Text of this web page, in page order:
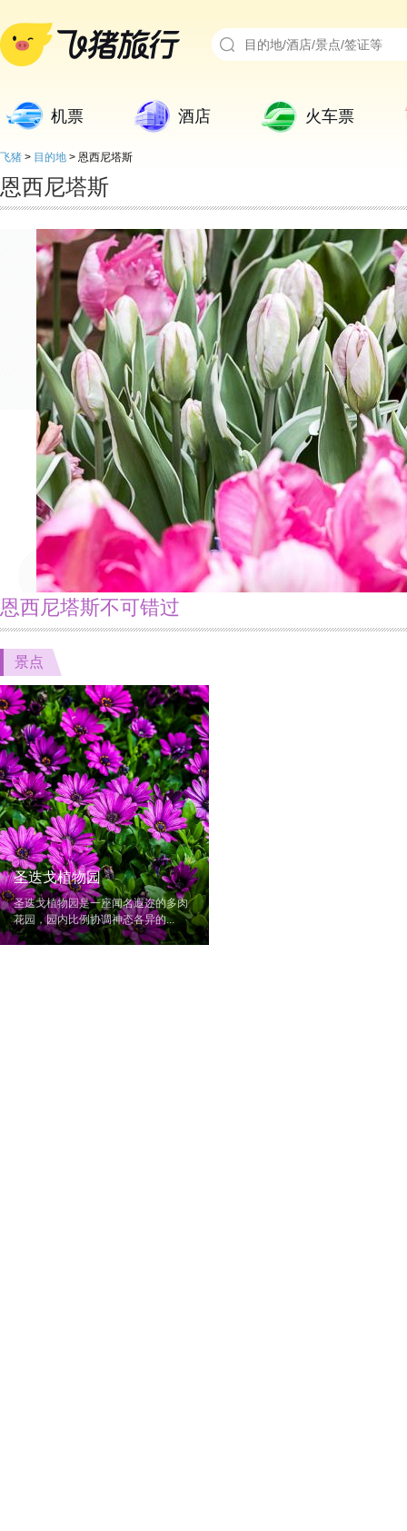
机票 酒店 火车票
飞猪 > 目的地 > 恩西尼塔斯
恩西尼塔斯
恩西尼塔斯不可错过
景点
圣迭戈植物园
圣迭戈植物园是一座闻名遐迩的多肉
花园，园内比例协调神态各异的...